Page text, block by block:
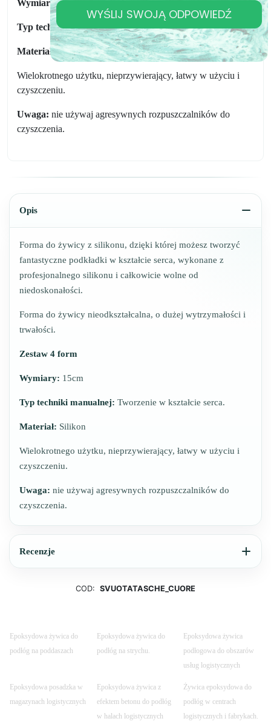
Wymiary:15cm
Typ techniki manualnej:Tworzenie w kształcie serca.
Materiał:Silikon
Wielokrotnego użytku, nieprzywierający, łatwy w użyciu i
czyszczeniu.
Uwaga: nie używaj agresywnych rozpuszczalników do
czyszczenia.
Opis
Forma do żywicy z silikonu, dzięki której możesz tworzyć
fantastyczne podkładki w kształcie serca, wykonane z
profesjonalnego silikonu i całkowicie wolne od
niedoskonałości.
Forma do żywicy nieodkształcalna, o dużej wytrzymałości i
trwałości.
Zestaw 4 form
Wymiary: 15cm
Typ techniki manualnej: Tworzenie w kształcie serca.
Materiał: Silikon
Wielokrotnego użytku, nieprzywierający, łatwy w użyciu i
czyszczeniu.
Uwaga: nie używaj agresywnych rozpuszczalników do
czyszczenia.
Recenzje
COD: SVUOTATASCHE_CUORE
Epoksydowa żywica do
podłóg na poddaszach
Epoksydowa żywica do
podłóg na strychu.
Epoksydowa żywica
podłogowa do obszarów
usług logistycznych
Epoksydowa posadzka w
magazynach logistycznych
Epoksydowa żywica z
efektem betonu do podłóg
w halach logistycznych
Żywica epoksydowa do
podłóg w centrach
logistycznych i fabrykach.
WYŚLIJ SWOJĄ ODPOWIEDŹ